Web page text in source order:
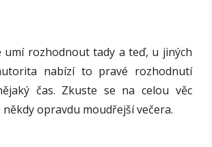
umí rozhodnout tady a teď, u jiných
nabízí to pravé rozhodnutí
čas. Zkuste se na celou věc
opravdu moudřejší večera.